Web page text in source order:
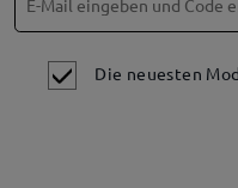
Die neuesten